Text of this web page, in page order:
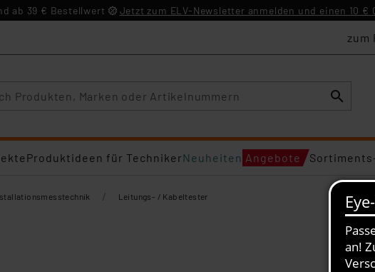
ab 39 € Bestellwert Jetzt zum ELV-Newsletter anmelden und einen 10 €
zum
Produktideen für TechnikerNeuheiten Angebote
/ Leitungs- / Kabeltester